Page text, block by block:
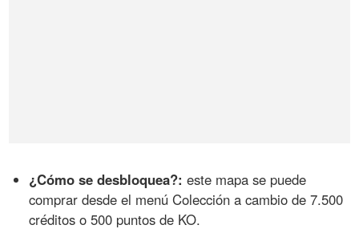
¿Cómo se desbloquea?: este mapa se puede
comprar desde el menú Colección a cambio de 7.500
créditos o 500 puntos de KO.